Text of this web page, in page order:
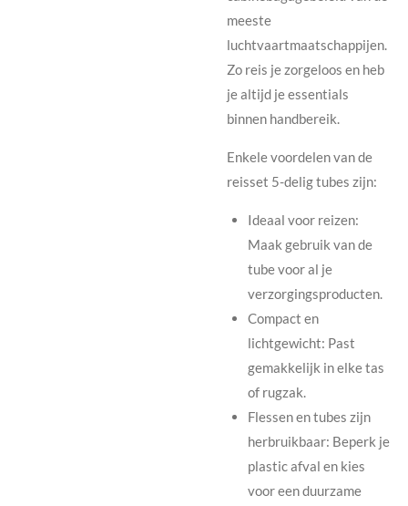
meeste
luchtvaartmaatschappijen.
Zo reis je zorgeloos en heb
je altijd je essentials
binnen handbereik.
Enkele voordelen van de
reisset 5-delig tubes zijn:
Ideaal voor reizen:
Maak gebruik van de
tube voor al je
verzorgingsproducten.
Compact en
lichtgewicht: Past
gemakkelijk in elke tas
of rugzak.
Flessen en tubes zijn
herbruikbaar: Beperk je
plastic afval en kies
voor een duurzame